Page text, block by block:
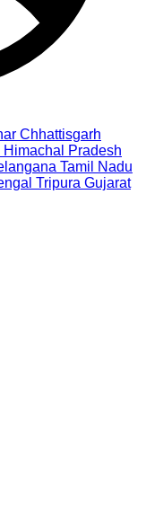
Chhattisgarh
Himachal Pradesh
Tamil Nadu
Tripura Gujarat